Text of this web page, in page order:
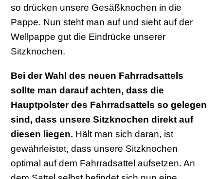
so drücken unsere Gesäßknochen in die
Pappe. Nun steht man auf und sieht auf der
Wellpappe gut die Eindrücke unserer
Sitzknochen.
Bei der Wahl des neuen Fahrradsattels
sollte man darauf achten, dass die
Hauptpolster des Fahrradsattels so gelegen
sind, dass unsere Sitzknochen direkt auf
diesen liegen. Hält man sich daran, ist
gewährleistet, dass unsere Sitzknochen
optimal auf dem Fahrradsattel aufsetzen. An